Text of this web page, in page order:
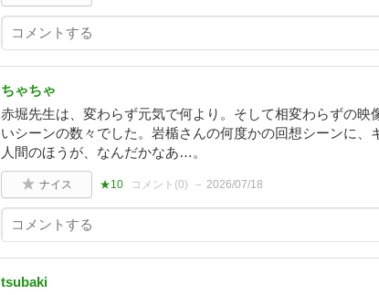
ちゃちゃ
赤堀先生は、変わらず元気で何より。そして相変わらずの映
いシーンの数々でした。岩楯さんの何度かの回想シーンに、
人間のほうが、なんだかなあ…。
ナイス ★10 コメント(0) 2026/07/18
tsubaki